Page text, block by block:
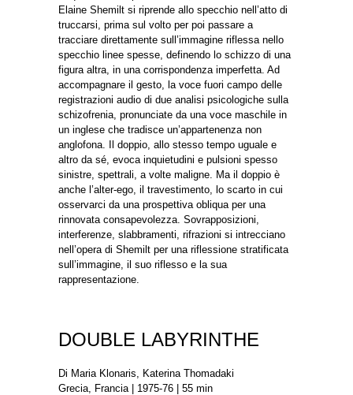
Elaine Shemilt si riprende allo specchio nell’atto di
truccarsi, prima sul volto per poi passare a
tracciare direttamente sull’immagine riflessa nello
specchio linee spesse, definendo lo schizzo di una
figura altra, in una corrispondenza imperfetta. Ad
accompagnare il gesto, la voce fuori campo delle
registrazioni audio di due analisi psicologiche sulla
schizofrenia, pronunciate da una voce maschile in
un inglese che tradisce un’appartenenza non
anglofona. Il doppio, allo stesso tempo uguale e
altro da sé, evoca inquietudini e pulsioni spesso
sinistre, spettrali, a volte maligne. Ma il doppio è
anche l’alter-ego, il travestimento, lo scarto in cui
osservarci da una prospettiva obliqua per una
rinnovata consapevolezza. Sovrapposizioni,
interferenze, slabbramenti, rifrazioni si intrecciano
nell’opera di Shemilt per una riflessione stratificata
sull’immagine, il suo riflesso e la sua
rappresentazione.
DOUBLE LABYRINTHE
Di Maria Klonaris, Katerina Thomadaki
Grecia, Francia | 1975-76 | 55 min